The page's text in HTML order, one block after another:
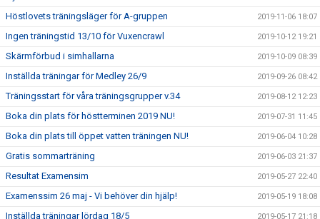
Höstlovets träningsläger för A-gruppen 2019-11-06 18:07
Ingen träningstid 13/10 för Vuxencrawl 2019-10-12 19:21
Skärmförbud i simhallarna 2019-10-09 08:39
Inställda träningar för Medley 26/9 2019-09-26 08:42
Träningsstart för våra träningsgrupper v.34 2019-08-12 12:23
Boka din plats för höstterminen 2019 NU! 2019-07-31 11:45
Boka din plats till öppet vatten träningen NU! 2019-06-04 10:28
Gratis sommarträning 2019-06-03 21:37
Resultat Examensim 2019-05-27 22:40
Examenssim 26 maj - Vi behöver din hjälp! 2019-05-19 18:08
Inställda träningar lördag 18/5 2019-05-17 21:18